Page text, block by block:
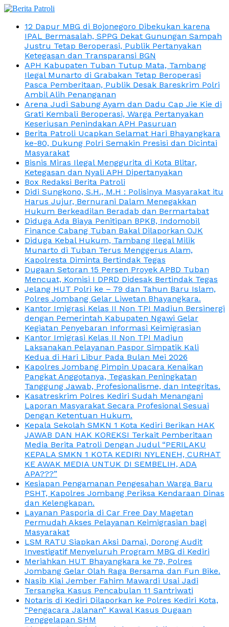
12 Dapur MBG di Bojonegoro Dibekukan karena
IPAL Bermasalah, SPPG Dekat Gunungan Sampah
Justru Tetap Beroperasi, Publik Pertanyakan
Ketegasan dan Transparansi BGN
APH Kabupaten Tuban Tutup Mata, Tambang
Ilegal Munarto di Grabakan Tetap Beroperasi
Pasca Pemberitaan, Publik Desak Bareskrim Polri
Ambil Alih Penanganan
Arena Judi Sabung Ayam dan Dadu Cap Jie Kie di
Grati Kembali Beroperasi, Warga Pertanyakan
Keseriusan Penindakan APH Pasuruan
Berita Patroli Ucapkan Selamat Hari Bhayangkara
ke-80, Dukung Polri Semakin Presisi dan Dicintai
Masyarakat
Bisnis Miras Ilegal Menggurita di Kota Blitar,
Ketegasan dan Nyali APH Dipertanyakan
Box Redaksi Berita Patroli
Didi Sungkono, S.H., M.H : Polisinya Masyarakat itu
Harus Jujur, Bernurani Dalam Menegakkan
Hukum Berkeadilan Beradab dan Bermartabat
Diduga Ada Biaya Penitipan BPKB, Indomobil
Finance Cabang Tuban Bakal Dilaporkan OJK
Diduga Kebal Hukum, Tambang Ilegal Milik
Munarto di Tuban Terus Menggerus Alam,
Kapolresta Diminta Bertindak Tegas
Dugaan Setoran 15 Persen Proyek APBD Tuban
Mencuat, Komisi I DPRD Didesak Bertindak Tegas
Jelang HUT Polri ke – 79 dan Tahun Baru Islam,
Polres Jombang Gelar Liwetan Bhayangkara.
Kantor Imigrasi Kelas II Non TPI Madiun Bersinergi
dengan Pemerintah Kabupaten Ngawi Gelar
Kegiatan Penyebaran Informasi Keimigrasian
Kantor Imigrasi Kelas II Non TPI Madiun
Laksanakan Pelayanan Paspor Simpatik Kali
Kedua di Hari Libur Pada Bulan Mei 2026
Kapolres Jombang Pimpin Upacara Kenaikan
Pangkat Anggotanya, Tegaskan Peningkatan
Tanggung Jawab, Profesionalisme, dan Integritas.
Kasatreskrim Polres Kediri Sudah Menangani
Laporan Masyarakat Secara Profesional Sesuai
Dengan Ketentuan Hukum.
Kepala Sekolah SMKN 1 Kota Kediri Berikan HAK
JAWAB DAN HAK KOREKSI Terkait Pemberitaan
Media Berita Patroli Dengan Judul “PERILAKU
KEPALA SMKN 1 KOTA KEDIRI NYLENEH, CURHAT
KE AWAK MEDIA UNTUK DI SEMBELIH, ADA
APA???”
Kesiapan Pengamanan Pengesahan Warga Baru
PSHT, Kapolres Jombang Periksa Kendaraan Dinas
dan Kelengkapan.
Layanan Pasporia di Car Free Day Magetan
Permudah Akses Pelayanan Keimigrasian bagi
Masyarakat
LSM RATU Siapkan Aksi Damai, Dorong Audit
Investigatif Menyeluruh Program MBG di Kediri
Meriahkan HUT Bhayangkara ke 79, Polres
Jombang Gelar Olah Raga Bersama dan Fun Bike.
Nasib Kiai Jember Fahim Mawardi Usai Jadi
Tersangka Kasus Pencabulan 11 Santriwati
Notaris di Kediri Dilaporkan ke Polres Kediri Kota,
“Pengacara Jalanan” Kawal Kasus Dugaan
Penggelapan SHM